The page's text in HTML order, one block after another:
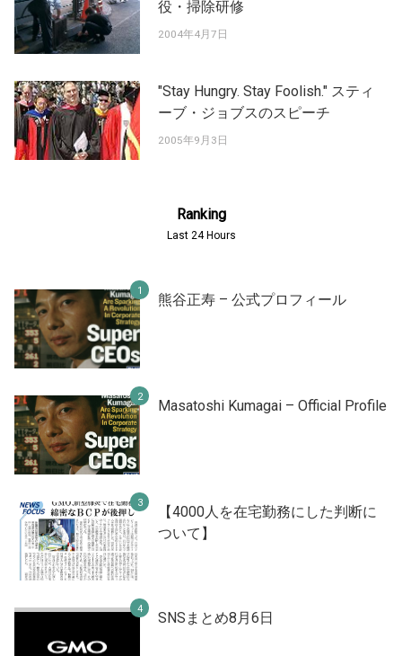
役・掃除研修
2004年4月7日
"Stay Hungry. Stay Foolish." スティ
ーブ・ジョブスのスピーチ
2005年9月3日
Ranking
Last 24 Hours
熊谷正寿 – 公式プロフィール
Masatoshi Kumagai – Official Profile
【4000人を在宅勤務にした判断に
ついて】
SNSまとめ8月6日